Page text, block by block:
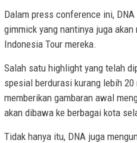
Dalam press conference ini,
gimmick yang nantinya juga
Indonesia Tour mereka.
Salah satu highlight yang telah
spesial berdurasi kurang lebih
memberikan gambaran awal
akan dibawa ke berbagai kota
Tidak hanya itu, DNA juga